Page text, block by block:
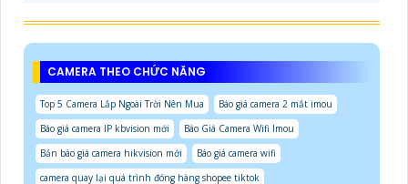
CAMERA THEO CHỨC NĂNG
Top 5 Camera Lắp Ngoài Trời Nên Mua
Báo giá camera 2 mắt imou
Báo giá camera IP kbvision mới
Báo Giá Camera Wifi Imou
Bản báo giá camera hikvision mới
Báo giá camera wifi
camera quay lại quá trình đóng hàng shopee tiktok